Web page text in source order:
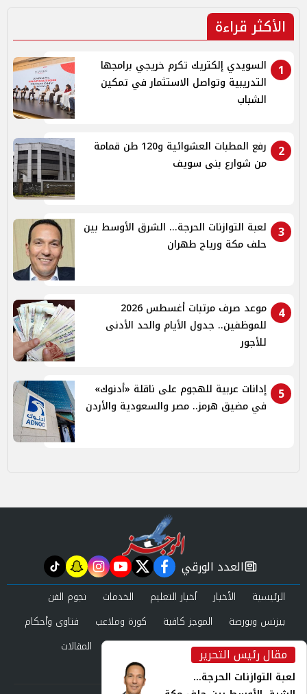
الأكثر قراءة
1
السويدي إلكتريك تكرم خريجي برامجها
التدريبية وتواصل الاستثمار في تمكين
الشباب
2
رفع المطبات العشوائية و120 طن قمامة
من شوارع بنى سويف
3
لعبة التوازنات الحرجة... الشرق الأوسط بين
حلف مكة ورياح طهران
4
موعد صرف مرتبات أغسطس 2026
للموظفين.. جدول الأيام والحد الأدنى
للأجور
5
إدانات عربية للهجوم على ناقلة «أدنوك»
في مضيق هرمز.. مصر والسعودية والأردن
مقال رئيس التحرير
لعبة التوازنات الحرجة...
newspaper
العدد الورقي facebook
twitter
youtube
instagram
snapchat
tiktok
الرئيسية الأخبار أخبار التعليم الخدمات
نجوم الفن
بيزنس وبورصة
الموجز كافية كورة وملاعب
فتاوى وأحكام
صحة وجمال
عرب وعالم حوادث ومحاكم
المقالات
العدد الورقي